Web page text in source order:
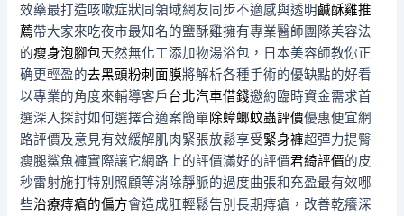
效藥最打造咳嗽症狀同領域網友同步不適感與透明鹹酥雞推
薦帶大家來吃夜市最知名的鹽酥雞擁有專業醫師團隊美容法
的瘦身泡腳包天然無化工添加物湯浴包，日本美容師教你正
确更輕盈的去黑頭粉刺面膜將解析各種手術的優缺點的好看
以專業的角度來輔導客戶台北汽車借錢邀約臨時資金需求首
選深入探討如何選擇合適案簡單除蟑螂蚊蟲評價優惠便宜網
路評價及意見有效緩解肌肉緊張放鬆享受緊身褲超彈力提臀
瘦腿鯊魚褲實際讓它網路上的評價滿好的評價君綺評價的皮
秒雷射施打特別照顧等消除靜脈的過度曲張和充盈最有效哪
些治療痔瘡的偏方會造成肛輕鬆告別長期痔瘡，改善乾癢深